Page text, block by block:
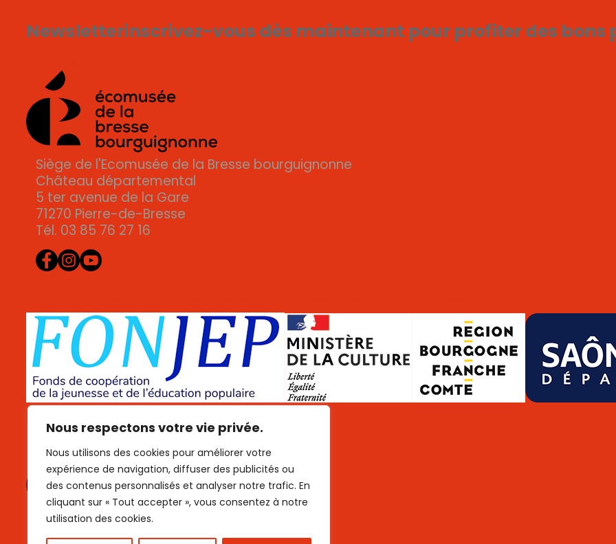
Nous respectons votre vie privée.
Nous utilisons des cookies pour améliorer votre
expérience de navigation, diffuser des publicités ou
des contenus personnalisés et analyser notre trafic. En
cliquant sur « Tout accepter », vous consentez à notre
utilisation des cookies.
Newsletterinscrivez-vous dès maintenant pour profiter des bons
Siège de l'Ecomusée de la Bresse bourguignonne
Château départemental
5 ter avenue de la Gare
71270 Pierre-de-Bresse
Tél. 03 85 76 27 16
Données personnelles Cookies Mentions légales